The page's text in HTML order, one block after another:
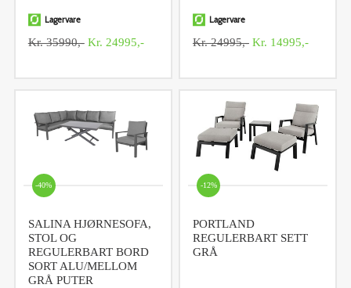
Lagervare
Kr. 35990,-Kr. 24995,-
Lagervare
Kr. 24995,-Kr. 14995,-
-40%
SALINA HJØRNESOFA,
STOL OG
REGULERBART BORD
SORT ALU/MELLOM
GRÅ PUTER
-12%
PORTLAND
REGULERBART SETT
GRÅ